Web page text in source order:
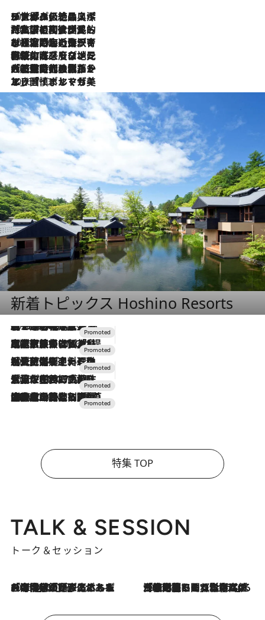
2026.8.8
リスボンの絶品スイーツ「パステル・デ・ナタ」とは？ポルトガル伝統の奥深い世界へ
2026.7.27
「私の祖国はポルトガル語です」国民的詩人フェルナンド・ペソアと、彼が愛した文学の街を歩く
2026.7.26
ポルトガル近海が育む極上の海の幸。キリリと冷えた白ワインと愉しむ、シーフード専門店の贅沢
2026.7.22
伝統の味をモダンに昇華。高感度な地元客が集う、リスボンの最旬ガストロノミー
2026.7.21
大航海時代の栄華から、震災、独裁、そして革命へ。ポルトガル・首都リスボンの石畳に刻まれた「歴史の光と影」
2026.7.13
エッセイ・ヤマザキマリ「慎ましくも美しき国 ポルトガル」
新着トピックス Hoshino Resorts
2026.8.7
【トンボの足水浴】ヒノキの香りに包まれて涼感マックス！約13℃の湧水かけ流しを避暑地「星野温泉 トンボの湯」で体験
2026.7.31
【ホテル帰省】という選択肢をOMOが提案。家族とほどよい距離を保つには「昼は実家、夜は気兼ねなくホテルで！」
2026.7.24
【夏限定ディナーコース】旬を迎える稚鮎や花ズッキーニなどをイタリア・トスカーナの郷土料理の手法で満喫！
2026.7.17
「土佐和ハーブかき氷」がOMO7高知に登場！生姜、山椒、大葉など目にも舌にも涼を呼ぶ郷土の味
2026.7.10
NEW OPEN！【界 草津】名湯の地に誕生。趣の異なる2種の温泉と上州ならではの会席・蕎麦割烹など美食を味わう究極の癒やし旅
特集 TOP
TALK & SESSION
トーク＆セッション
2026.8.3
「今後値上げがあるとすれば…」「リスクがあるのは今年の冬」エネルギー専門家が語る、ホルムズ海峡封鎖が家庭にもたらす“ある心配” 2026.8.3
「住宅建てられない…」「サーチャージ料の高値が続いている」ホルムズ海峡封鎖による影響はいつまで続く？《エネルギー専門家に聞く“どうなる日本の暮らし”》